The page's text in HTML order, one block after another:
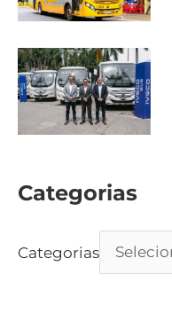
Categorias
Categorias